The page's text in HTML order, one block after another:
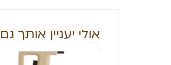
אולי יעניין אותך גם